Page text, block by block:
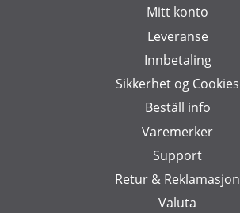
Mitt konto
Leveranse
Innbetaling
Sikkerhet og Cookies
Beställ info
Varemerker
Support
Retur & Reklamasjon
Valuta